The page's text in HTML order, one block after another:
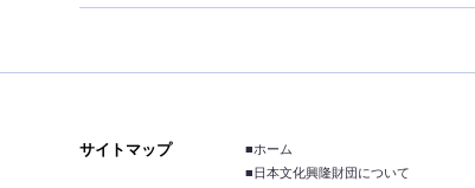
サイトマップ
■ホーム
■日本文化興隆財団について